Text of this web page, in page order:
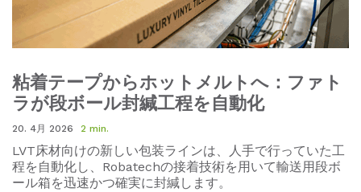
粘着テープからホットメルトへ：ファト
ラが段ボール封緘工程を自動化
20. 4月 2026 2 min.
LVT床材向けの新しい包装ラインは、人手で行っていた工
程を自動化し、Robatechの接着技術を用いて輸送用段ボ
ール箱を迅速かつ確実に封緘します。